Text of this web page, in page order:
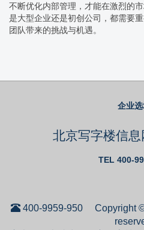
不断优化内部管理，才能在激烈的
是大型企业还是初创公司，都需要
团队带来的挑战与机遇。
企业
北京写字楼信息
TEL 400-
400-9959-950
Copyright